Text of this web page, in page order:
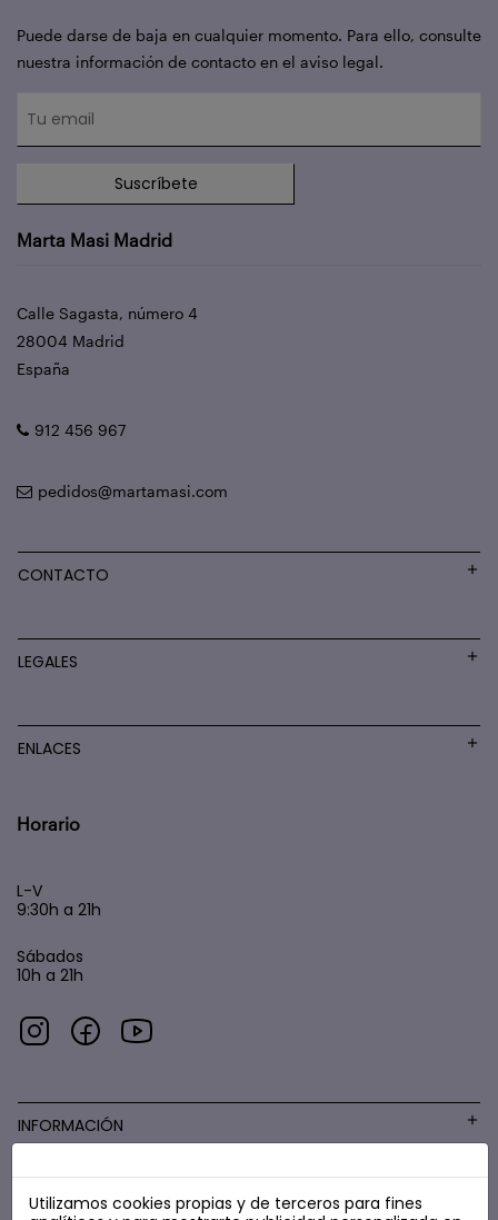
Puede darse de baja en cualquier momento. Para ello, consulte
nuestra información de contacto en el aviso legal.
Suscríbete
Marta Masi Madrid
Calle Sagasta, número 4
28004 Madrid
España
912 456 967
pedidos@martamasi.com
CONTACTO
LEGALES
ENLACES
Horario
L-V
9:30h a 21h
Sábados
10h a 21h
INFORMACIÓN
COSMÉTICA LOW COST
Utilizamos cookies propias y de terceros para fines